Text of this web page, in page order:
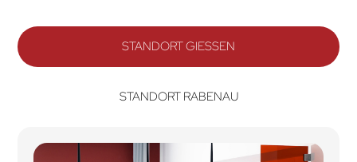
STANDORT GIESSEN
STANDORT RABENAU